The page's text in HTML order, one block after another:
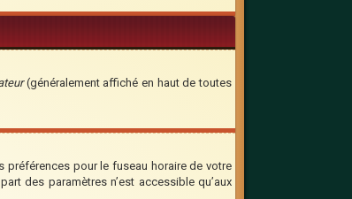
(généralement affiché en haut de toutes
préférences pour le fuseau horaire de votre
des paramètres n’est accessible qu’aux